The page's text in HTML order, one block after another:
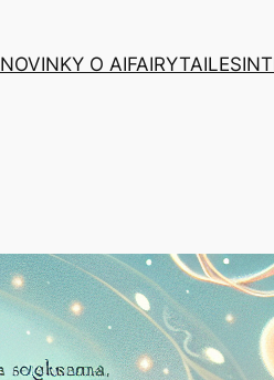
NOVINKY O AIFAIRYTAILES